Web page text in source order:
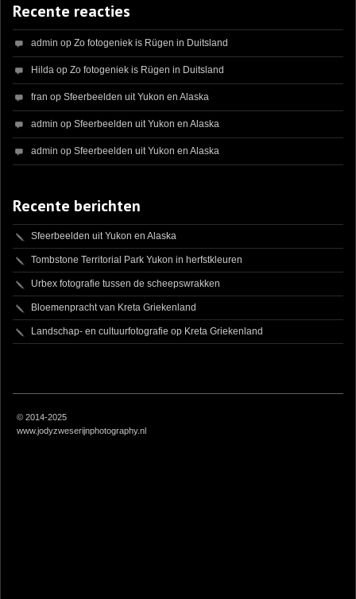
Recente reacties
admin op Zo fotogeniek is Rügen in Duitsland
Hilda op Zo fotogeniek is Rügen in Duitsland
fran op Sfeerbeelden uit Yukon en Alaska
admin op Sfeerbeelden uit Yukon en Alaska
admin op Sfeerbeelden uit Yukon en Alaska
Recente berichten
Sfeerbeelden uit Yukon en Alaska
Tombstone Territorial Park Yukon in herfstkleuren
Urbex fotografie tussen de scheepswrakken
Bloemenpracht van Kreta Griekenland
Landschap- en cultuurfotografie op Kreta Griekenland
© 2014-2025
www.jodyzweserijnphotography.nl